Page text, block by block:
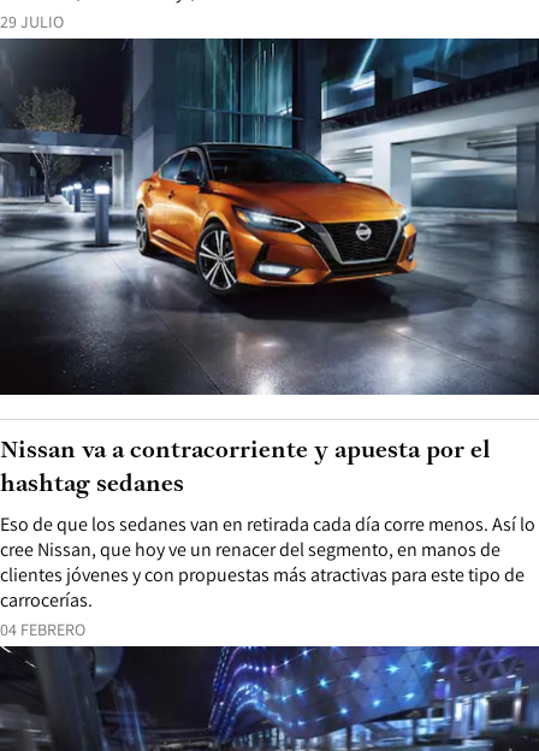
29 JULIO
04 FEBRERO
Eso de que los sedanes van en retirada cada día corre menos. Así lo
cree Nissan, que hoy ve un renacer del segmento, en manos de
clientes jóvenes y con propuestas más atractivas para este tipo de
carrocerías.
Nissan va a contracorriente y apuesta por el
hashtag sedanes